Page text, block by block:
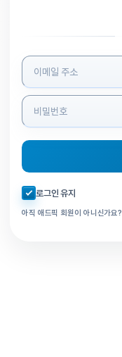
로그인 정보 입력
자동로그인 체크
로그인 유지
아직 애드픽 회원이 아니신가요?